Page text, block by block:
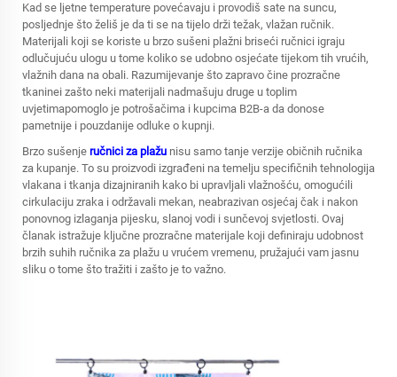
Kad se ljetne temperature povećavaju i provodiš sate na suncu,
posljednje što želiš je da ti se na tijelo drži težak, vlažan ručnik.
Materijali koji se koriste u brzo sušeni plažni briseći ručnici igraju
odlučujuću ulogu u tome koliko se udobno osjećate tijekom tih vrućih,
vlažnih dana na obali. Razumijevanje što zapravo čine prozračne
tkaninei zašto neki materijali nadmašuju druge u toplim
uvjetimapomoglo je potrošačima i kupcima B2B-a da donose
pametnije i pouzdanije odluke o kupnji.
Brzo sušenje ručnici za plažu nisu samo tanje verzije običnih ručnika
za kupanje. To su proizvodi izgrađeni na temelju specifičnih tehnologija
vlakana i tkanja dizajniranih kako bi upravljali vlažnošću, omogućili
cirkulaciju zraka i održavali mekan, neabrazivan osjećaj čak i nakon
ponovnog izlaganja pijesku, slanoj vodi i sunčevoj svjetlosti. Ovaj
članak istražuje ključne prozračne materijale koji definiraju udobnost
brzih suhih ručnika za plažu u vrućem vremenu, pružajući vam jasnu
sliku o tome što tražiti i zašto je to važno.